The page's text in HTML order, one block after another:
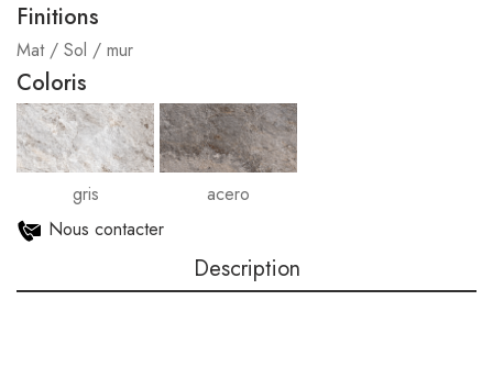
Finitions
Mat / Sol / mur
Coloris
gris
acero
Nous contacter
Description